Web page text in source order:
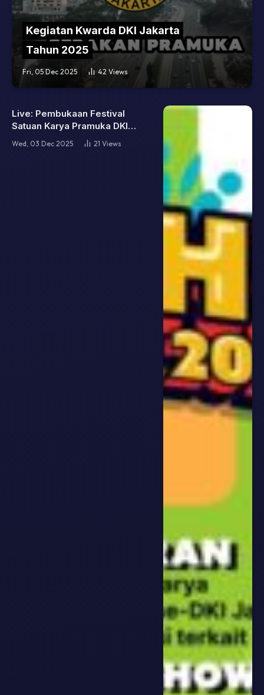
Kegiatan Kwarda DKI Jakarta
Tahun 2025
Fri, 05 Dec 2025 42 Views
Live: Pembukaan Festival
Satuan Karya Pramuka DKI
Jakarta 2025
Wed, 03 Dec 2025 21 Views